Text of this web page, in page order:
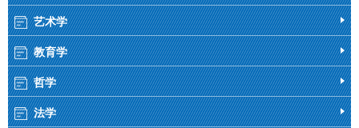
艺术学
教育学
哲学
法学